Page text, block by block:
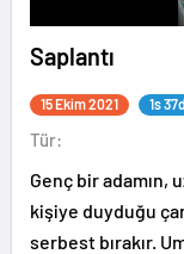
Saplantı
15 Ekim 2021 1s
Tür:
Genç bir adamın,
kişiye duyduğu
serbest bırakır.